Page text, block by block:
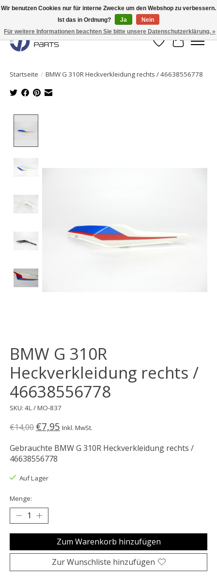
Originale Teile sofort lieferbar!
Wunschzettel
Ihr
Startseite / BMW G 310R Heckverkleidung rechts / 46638556778
BMW G 310R
Heckverkleidung rechts /
46638556778
SKU: 4L / MO-837
€14,00 €7,95 Inkl. MwSt.
Gebrauchte BMW G 310R Heckverkleidung rechts /
46638556778
Auf Lager
Menge:
Zum Warenkorb hinzufügen
Zur Wunschliste hinzufügen
Wir benutzen Cookies nur für interne Zwecke um den Webshop zu verbessern.
Ist das in Ordnung?
Ja
Nein
Für weitere Informationen beachten Sie bitte unsere Datenschutzerklärung. »